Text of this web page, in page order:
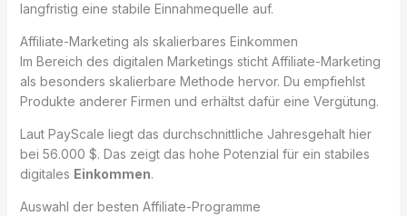
langfristig eine stabile Einnahmequelle auf.
Affiliate-Marketing als skalierbares Einkommen
Im Bereich des digitalen Marketings sticht Affiliate-Marketing
als besonders skalierbare Methode hervor. Du empfiehlst
Produkte anderer Firmen und erhältst dafür eine Vergütung.
Laut PayScale liegt das durchschnittliche Jahresgehalt hier
bei 56.000 $. Das zeigt das hohe Potenzial für ein stabiles
digitales Einkommen.
Auswahl der besten Affiliate-Programme